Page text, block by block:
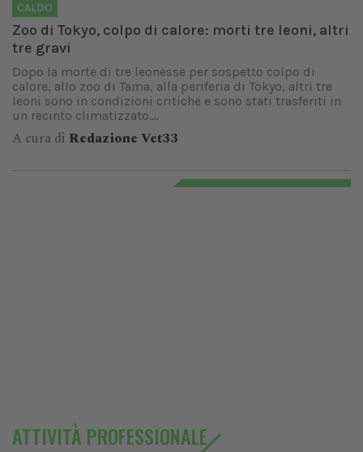
CALDO
Zoo di Tokyo, colpo di calore: morti tre leoni, altri
tre gravi
Dopo la morte di tre leonesse per sospetto colpo di
calore, allo zoo di Tama, alla periferia di Tokyo, altri tre
leoni sono in condizioni critiche e sono stati trasferiti in
un recinto climatizzato....
A cura di Redazione Vet33
ATTIVITÀ PROFESSIONALE